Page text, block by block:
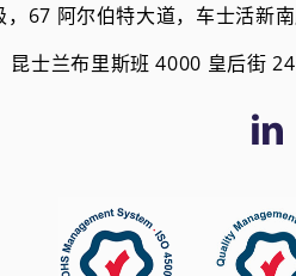
，67 阿尔伯特大道，车士活新
昆士兰布里斯班 4000 皇后街